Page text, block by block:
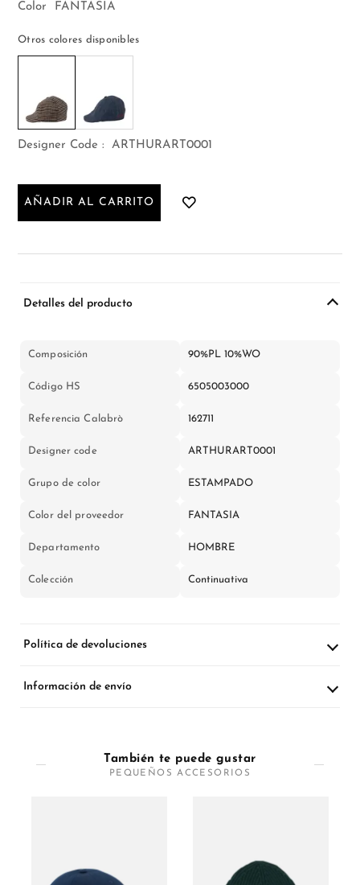
Color FANTASIA
Otros colores disponibles
Designer Code : ARTHURART0001
AÑADIR AL CARRITO
Detalles del producto
Composición 90%PL 10%WO
Código HS 6505003000
Referencia Calabrò 162711
Designer code ARTHURART0001
Grupo de color ESTAMPADO
Color del proveedor FANTASIA
Departamento HOMBRE
Colección Continuativa
Política de devoluciones
Información de envío
También te puede gustar
PEQUEÑOS ACCESORIOS